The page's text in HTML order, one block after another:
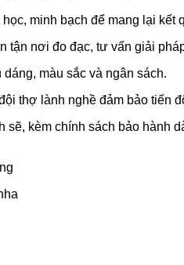
minh bạch để mang lại kết
tận nơi đo đạc, tư vấn giải
màu sắc và ngân sách.
thợ lành nghề đảm bảo tiến
sẽ, kèm chính sách bảo hành